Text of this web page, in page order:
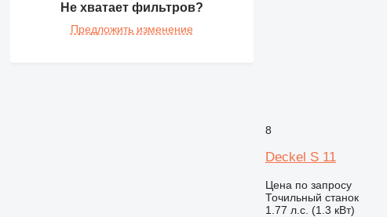
Не хватает фильтров?
Предложить изменение
8
Deckel S 11
Цена по запросу
Точильный станок
1.77 л.с. (1.3 кВт)